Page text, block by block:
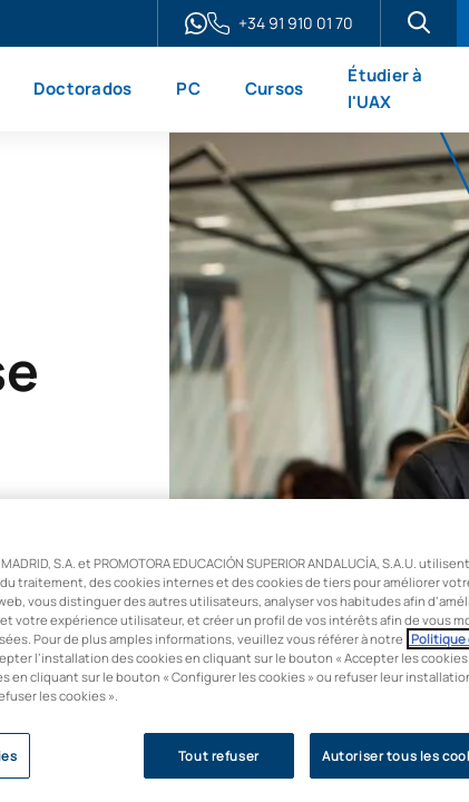
+34 91 910 01 70
Doctorados PC Cursos
Étudier à
l'UAX
des
et tirer
MADRID, S.A. et PROMOTORA EDUCACIÓN SUPERIOR ANDALUCÍA, S.A.U.
traitement, des cookies internes et des cookies de tiers pour améliorer
vous distinguer des autres utilisateurs, analyser vos habitudes afin
votre expérience utilisateur, et créer un profil de vos intérêts afin de vous
Pour de plus amples informations, veuillez vous référer à notre Politique
l’installation des cookies en cliquant sur le bouton « Accepter les cookies
en cliquant sur le bouton « Configurer les cookies » ou refuser leur
les cookies ».
Tout refuser Autoriser tous les